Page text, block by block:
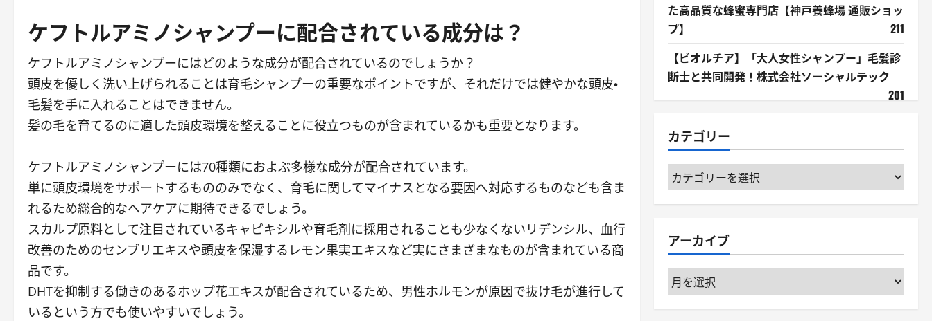
ケフトルアミノシャンプーに配合されている成分は？
ケフトルアミノシャンプーにはどのような成分が配合されているのでしょうか？
頭皮を優しく洗い上げられることは育毛シャンプーの重要なポイントですが、それだけでは健やかな頭皮・
毛髪を手に入れることはできません。
髪の毛を育てるのに適した頭皮環境を整えることに役立つものが含まれているかも重要となります。
ケフトルアミノシャンプーには70種類におよぶ多様な成分が配合されています。
単に頭皮環境をサポートするもののみでなく、育毛に関してマイナスとなる要因へ対応するものなども含ま
れるため総合的なヘアケアに期待できるでしょう。
スカルプ原料として注目されているキャピキシルや育毛剤に採用されることも少なくないリデンシル、血行
改善のためのセンブリエキスや頭皮を保湿するレモン果実エキスなど実にさまざまなものが含まれている商
品です。
DHTを抑制する働きのあるホップ花エキスが配合されているため、男性ホルモンが原因で抜け毛が進行して
いるという方でも使いやすいでしょう。
た高品質な蜂蜜専門店【神戸養蜂場 通販ショッ
プ】
211
【ビオルチア】「大人女性シャンプー」毛髪診
断士と共同開発！株式会社ソーシャルテック
201
カテゴリー
カ
テ
ー
アーカイブ
ア
ー